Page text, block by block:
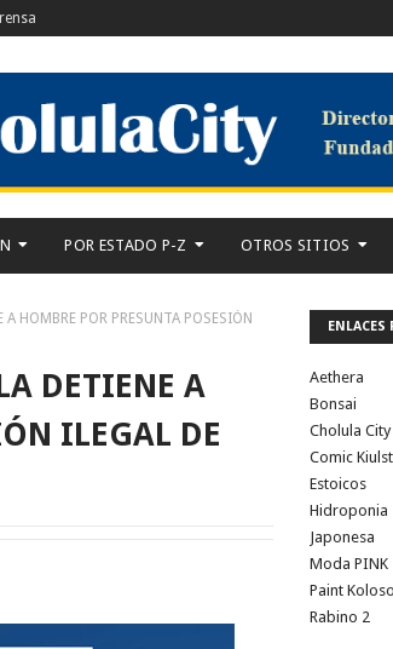
POR ESTADO P-Z OTROS SITIOS
HOMBRE POR PRESUNTA POSESIÓN
DETIENE A
ILEGAL DE
ENLACES
Aethera
Bonsai
Cholula City
Comic
Estoicos
Hidroponia
Japonesa
Moda PINK
Paint
Rabino 2